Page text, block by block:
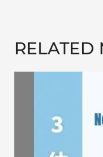
RELATED